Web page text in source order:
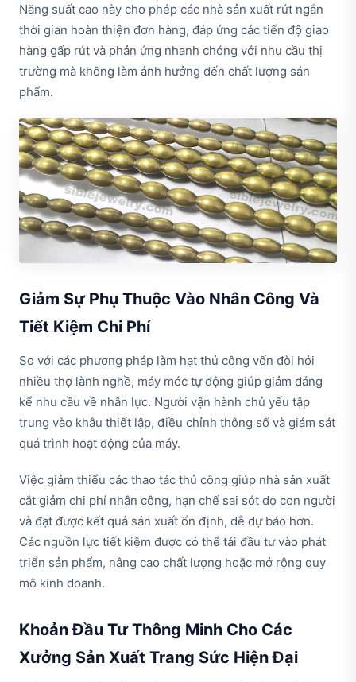
Năng suất cao này cho phép các nhà sản xuất rút ngắn
thời gian hoàn thiện đơn hàng, đáp ứng các tiến độ giao
hàng gấp rút và phản ứng nhanh chóng với nhu cầu thị
trường mà không làm ảnh hưởng đến chất lượng sản
phẩm.
Giảm Sự Phụ Thuộc Vào Nhân Công Và
Tiết Kiệm Chi Phí
So với các phương pháp làm hạt thủ công vốn đòi hỏi
nhiều thợ lành nghề, máy móc tự động giúp giảm đáng
kể nhu cầu về nhân lực. Người vận hành chủ yếu tập
trung vào khâu thiết lập, điều chỉnh thông số và giám sát
quá trình hoạt động của máy.
Việc giảm thiểu các thao tác thủ công giúp nhà sản xuất
cắt giảm chi phí nhân công, hạn chế sai sót do con người
và đạt được kết quả sản xuất ổn định, dễ dự báo hơn.
Các nguồn lực tiết kiệm được có thể tái đầu tư vào phát
triển sản phẩm, nâng cao chất lượng hoặc mở rộng quy
mô kinh doanh.
Khoản Đầu Tư Thông Minh Cho Các
Xưởng Sản Xuất Trang Sức Hiện Đại